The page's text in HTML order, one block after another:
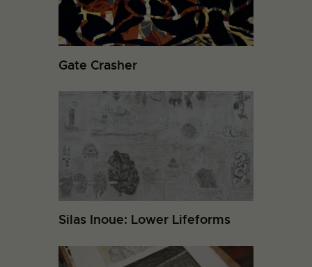
Gate Crasher
Silas Inoue: Lower Lifeforms